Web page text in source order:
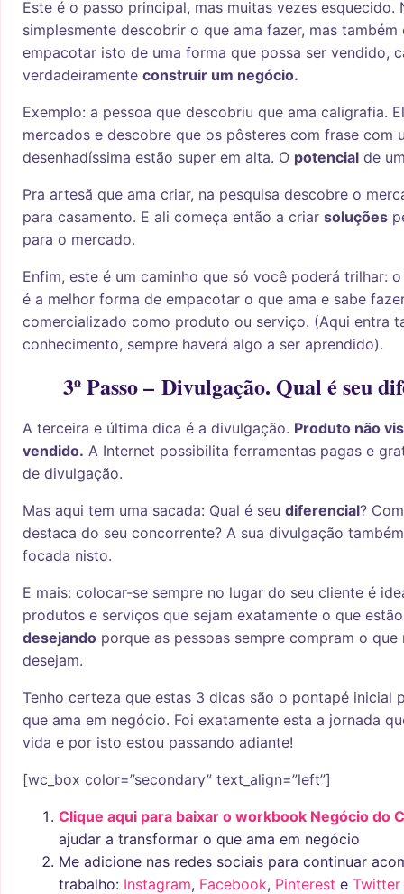
Este é o passo principal, mas muitas vezes esquecido.
simplesmente descobrir o que ama fazer, mas também
empacotar isto de uma forma que possa ser vendido,
verdadeiramente construir um negócio.
Exemplo: a pessoa que descobriu que ama caligrafia.
mercados e descobre que os pôsteres com frase com
desenhadíssima estão super em alta. O potencial de
Pra artesã que ama criar, na pesquisa descobre o
para casamento. E ali começa então a criar soluções
para o mercado.
Enfim, este é um caminho que só você poderá trilhar:
é a melhor forma de empacotar o que ama e sabe
comercializado como produto ou serviço. (Aqui entra
conhecimento, sempre haverá algo a ser aprendido).
3º Passo – Divulgação. Qual é seu
A terceira e última dica é a divulgação. Produto não
vendido. A Internet possibilita ferramentas pagas e
de divulgação.
Mas aqui tem uma sacada: Qual é seu diferencial?
destaca do seu concorrente? A sua divulgação
focada nisto.
E mais: colocar-se sempre no lugar do seu cliente é
produtos e serviços que sejam exatamente o que estão
desejando porque as pessoas sempre compram o que
desejam.
Tenho certeza que estas 3 dicas são o pontapé inicial
que ama em negócio. Foi exatamente esta a jornada
vida e por isto estou passando adiante!
[wc_box color=”secondary” text_align=”left”]
Clique aqui para baixar o workbook Negócio do
ajudar a transformar o que ama em negócio
Me adicione nas redes sociais para continuar
trabalho: Instagram, Facebook, Pinterest e Twitter